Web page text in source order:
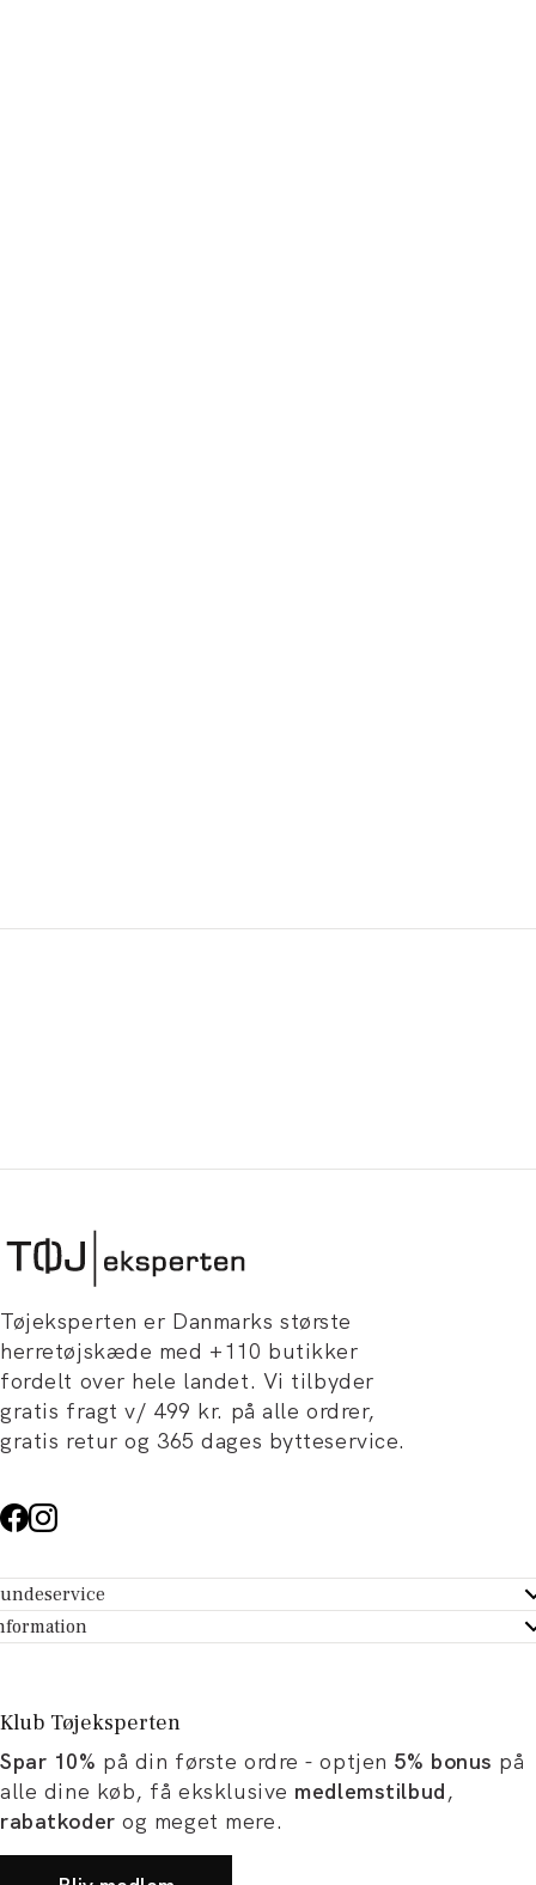
Tøjeksperten er Danmarks største
herretøjskæde med +110 butikker
fordelt over hele landet. Vi tilbyder
gratis fragt v/ 499 kr. på alle ordrer,
gratis retur og 365 dages bytteservice.
- Hjælpecenter
dit køb
Tøjeksperten
og artikler
og karriere
Klub Tøjeksperten
Spar 10% på din første ordre - optjen 5% bonus på
alle dine køb, få eksklusive medlemstilbud,
rabatkoder og meget mere.